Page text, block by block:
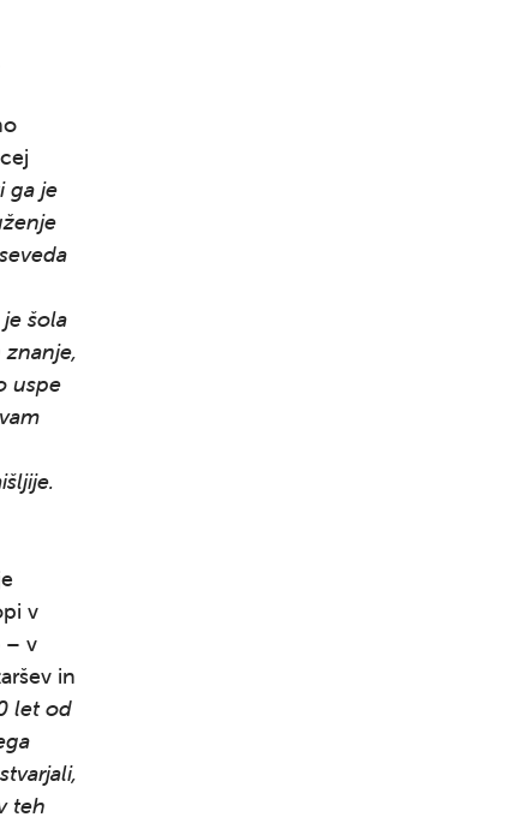
ga je
šola
uspe
v
– v
in
let od
teh